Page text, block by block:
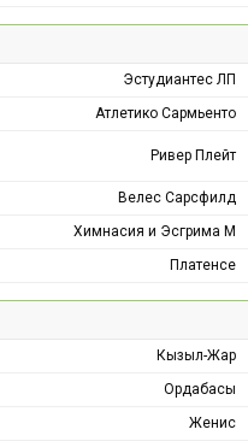
Эстудиантес ЛП
Атлетико Сармьенто
Ривер Плейт
Велес Сарсфилд
Химнасия и Эсгрима М
Платенсе
Кызыл-Жар
Ордабасы
Женис